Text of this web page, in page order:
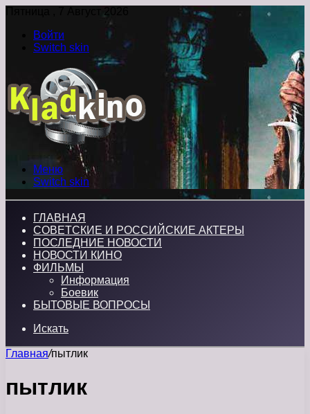
Пятница , 7 Август 2026
Войти
Switch skin
Меню
Switch skin
ГЛАВНАЯ
СОВЕТСКИЕ И РОССИЙСКИЕ АКТЕРЫ
ПОСЛЕДНИЕ НОВОСТИ
НОВОСТИ КИНО
ФИЛЬМЫ
Информация
Боевик
БЫТОВЫЕ ВОПРОСЫ
Искать
Главная/пытлик
пытлик